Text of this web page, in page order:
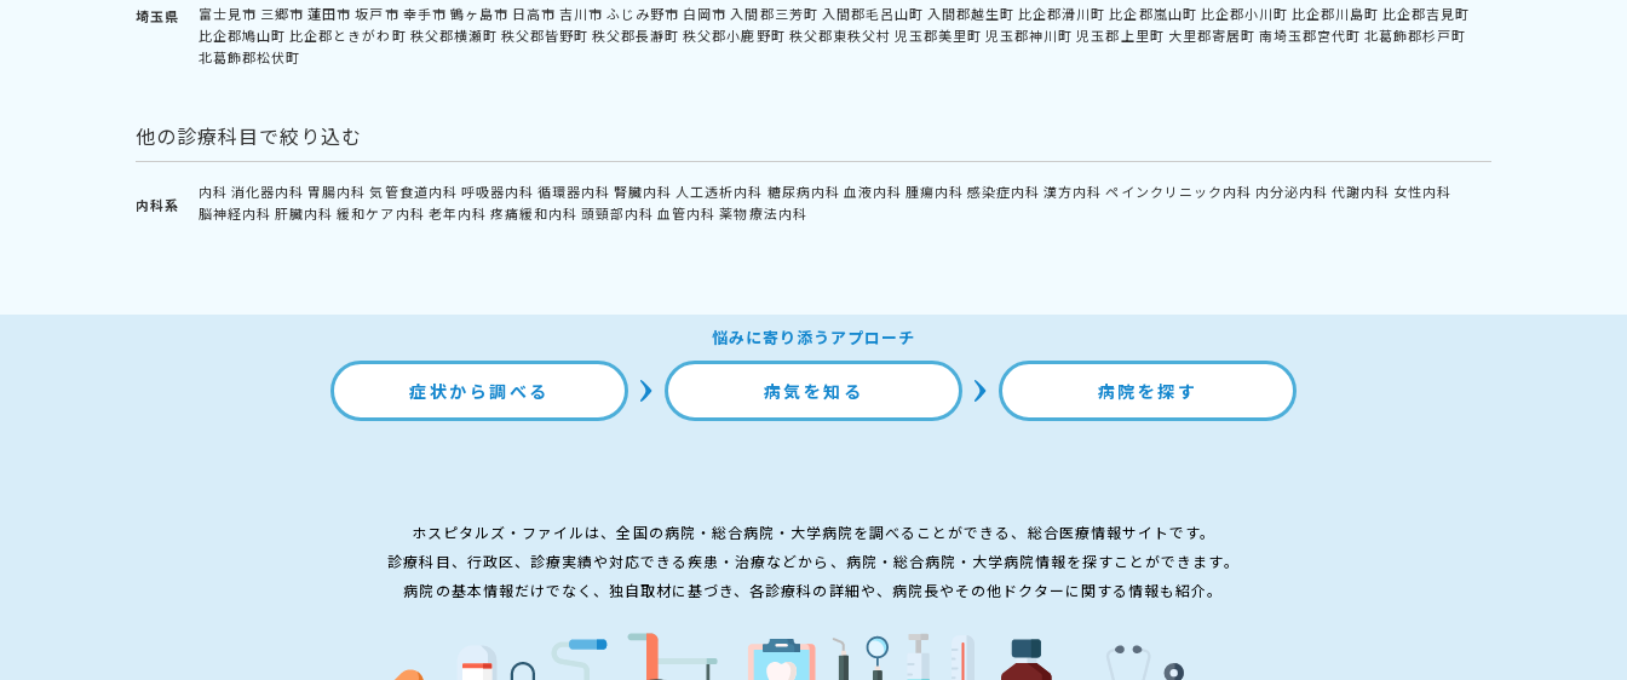
埼玉県
富士見市 三郷市 蓮田市 坂戸市 幸手市 鶴ヶ島市 日高市 吉川市 ふじみ野市 白岡市 入間郡三芳町 入間郡毛呂山町 入間郡越生町 比企郡滑川町 比企郡嵐山町 比企郡小川町 比企郡川島町 比企郡吉見町
比企郡鳩山町 比企郡ときがわ町 秩父郡横瀬町 秩父郡皆野町 秩父郡長瀞町 秩父郡小鹿野町 秩父郡東秩父村 児玉郡美里町 児玉郡神川町 児玉郡上里町 大里郡寄居町 南埼玉郡宮代町 北葛飾郡杉戸町
北葛飾郡松伏町
他の診療科目で絞り込む
内科系
内科 消化器内科 胃腸内科 気管食道内科 呼吸器内科 循環器内科 腎臓内科 人工透析内科 糖尿病内科 血液内科 腫瘍内科 感染症内科 漢方内科 ペインクリニック内科 内分泌内科 代謝内科 女性内科
脳神経内科 肝臓内科 緩和ケア内科 老年内科 疼痛緩和内科 頭頸部内科 血管内科 薬物療法内科
悩みに寄り添うアプローチ
症状から調べる 病気を知る 病院を探す
ホスピタルズ・ファイルは、全国の病院・総合病院・大学病院を調べることができる、総合医療情報サイトです。
診療科目、行政区、診療実績や対応できる疾患・治療などから、病院・総合病院・大学病院情報を探すことができます。
病院の基本情報だけでなく、独自取材に基づき、各診療科の詳細や、病院長やその他ドクターに関する情報も紹介。